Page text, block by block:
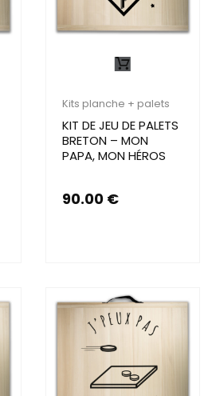
Kits planche + palets
KIT DE JEU DE PALETS
BRETON – MON
PAPA, MON HÉROS
90.00 €